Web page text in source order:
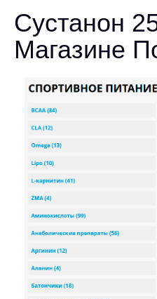
Сустанон
Магазине